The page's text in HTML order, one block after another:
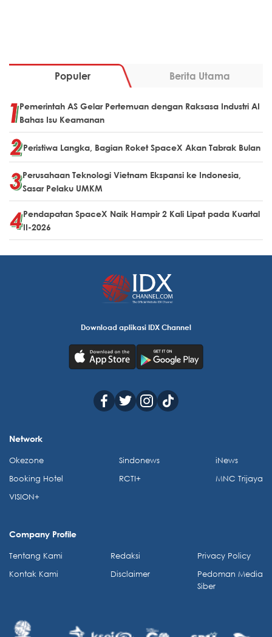
Populer Berita Utama
Pemerintah AS Gelar Pertemuan dengan Raksasa Industri AI
Bahas Isu Keamanan
Peristiwa Langka, Bagian Roket SpaceX Akan Tabrak Bulan
Perusahaan Teknologi Vietnam Ekspansi ke Indonesia,
Sasar Pelaku UMKM
Pendapatan SpaceX Naik Hampir 2 Kali Lipat pada Kuartal
II-2026
Download aplikasi IDX Channel
Network
Okezone
Booking Hotel
VISION+
Sindonews
RCTI+
iNews
MNC Trijaya
Company Profile
Tentang Kami
Kontak Kami
Redaksi
Disclaimer
Privacy Policy
Pedoman Media
Siber